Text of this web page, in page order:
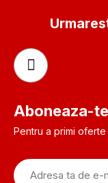
Aboneaza-
Pentru a primi